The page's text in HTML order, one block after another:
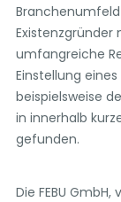
Existenzgründer
umfangreiche
Einstellung
beispielsweise
in innerhalb
gefunden.
Die FEBU